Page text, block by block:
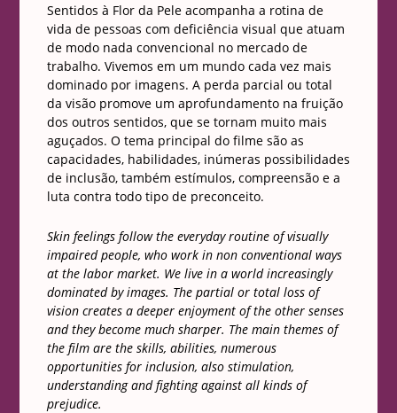
Sentidos à Flor da Pele acompanha a rotina de
vida de pessoas com deficiência visual que atuam
de modo nada convencional no mercado de
trabalho. Vivemos em um mundo cada vez mais
dominado por imagens. A perda parcial ou total
da visão promove um aprofundamento na fruição
dos outros sentidos, que se tornam muito mais
aguçados. O tema principal do filme são as
capacidades, habilidades, inúmeras possibilidades
de inclusão, também estímulos, compreensão e a
luta contra todo tipo de preconceito.
Skin feelings follow the everyday routine of visually
impaired people, who work in non conventional ways
at the labor market. We live in a world increasingly
dominated by images. The partial or total loss of
vision creates a deeper enjoyment of the other senses
and they become much sharper. The main themes of
the film are the skills, abilities, numerous
opportunities for inclusion, also stimulation,
understanding and fighting against all kinds of
prejudice.